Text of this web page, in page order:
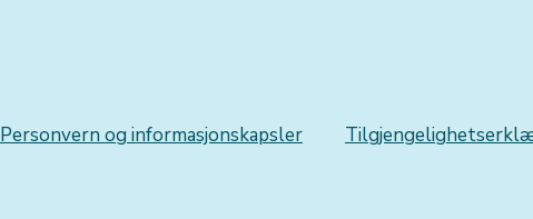
Personvern og informasjonskapsler